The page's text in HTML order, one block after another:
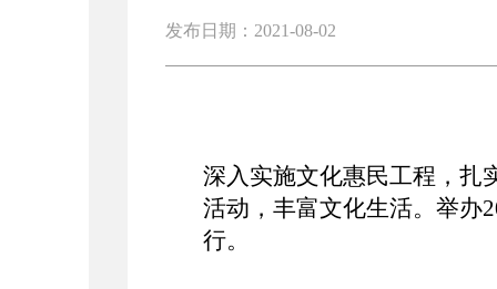
发布日期：2021-08-02
深入实施文化惠民工程，扎
活动，丰富文化生活。举办
行。